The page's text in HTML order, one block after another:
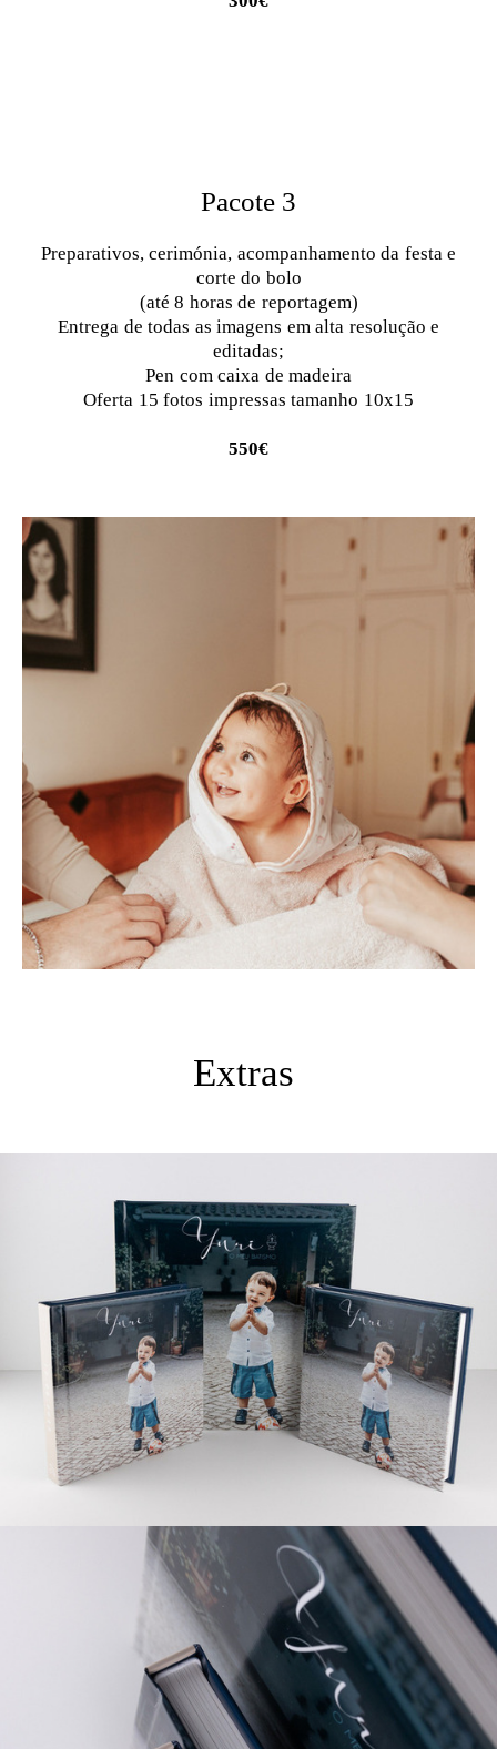
Pacote 3
Preparativos, cerimónia, acompanhamento da festa e
corte do bolo
(até 8 horas de reportagem)
Entrega de todas as imagens em alta resolução e
editadas;
Pen com caixa de madeira
Oferta 15 fotos impressas tamanho 10x15
550€
Extras